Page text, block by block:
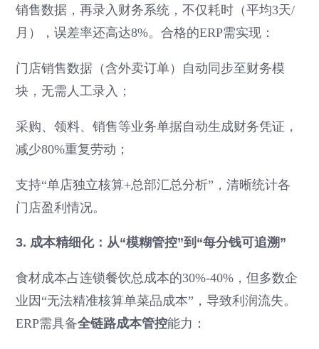
销售数据，再录入财务系统，不仅耗时（平均3天/
月），误差率还高达8%。合格的ERP需实现：
门店销售数据（含外卖订单）自动同步至财务模
块，无需人工录入；
采购、领料、销售等业务单据自动生成财务凭证，
减少80%重复劳动；
支持“单店独立核算+总部汇总分析”，清晰统计各
门店盈利情况。
3. 成本精细化：从“模糊管控”到“每分钱可追溯”
食材成本占连锁餐饮总成本的30%-40%，但多数企
业因“无法精准核算单菜品成本”，导致利润流失。
ERP需具备全链路成本管控能力：